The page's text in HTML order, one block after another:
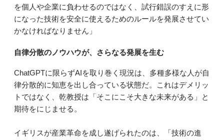
を個人や企業に負わせるのではなく、試行錯誤のすえに形
になった技術を安全に使えるためのルールを発展させてい
かなければなりません」
自律分散のノウハウが、さらなる発展を生む
ChatGPTに限らずAIを取り巻く現況は、多種多様な人が自
律分散的に知恵を出し合っている状態だ。これはデメリッ
トではなく、乾教授は「そこにこそ大きな未来がある」と
期待をにじませる。
イギリスが産業革命を成し遂げられたのは、「技術の進